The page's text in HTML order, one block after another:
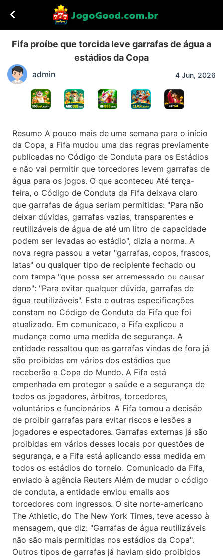
Fifa proíbe que torcida leve garrafas de água a
estádios da Copa
admin 4 Jun, 2026
Resumo A pouco mais de uma semana para o início
da Copa, a Fifa mudou uma das regras previamente
publicadas no Código de Conduta para os Estádios
e não vai permitir que torcedores levem garrafas de
água para os jogos. O que aconteceu Até terça-
feira, o Código de Conduta da Fifa deixava claro
que garrafas de água seriam permitidas: "Para não
deixar dúvidas, garrafas vazias, transparentes e
reutilizáveis de água de até um litro de capacidade
podem ser levadas ao estádio", dizia a norma. A
nova regra passou a vetar "garrafas, copos, frascos,
latas" ou qualquer tipo de recipiente fechado ou
com tampa "que possa ser arremessado ou causar
dano": "Para evitar qualquer dúvida, garrafas de
água reutilizáveis". Esta e outras especificações
constam no Código de Conduta da Fifa que foi
atualizado. Em comunicado, a Fifa explicou a
mudança como uma medida de segurança. A
entidade ressaltou que as garrafas vindas de fora já
são proibidas em vários dos estádios que
receberão a Copa do Mundo. A Fifa está
empenhada em proteger a saúde e a segurança de
todos os jogadores, árbitros, torcedores,
voluntários e funcionários. A Fifa tomou a decisão
de proibir garrafas para evitar riscos e lesões a
jogadores e espectadores. Garrafas externas já são
proibidas em vários desses locais por questões de
segurança, e a Fifa está aplicando essa medida em
todos os estádios do torneio. Comunicado da Fifa,
enviado à agência Reuters Além de mudar o código
de conduta, a entidade enviou emails aos
torcedores com ingressos. O site norte-americano
The Athletic, do The New York Times, teve acesso à
mensagem, que diz: "Garrafas de água reutilizáveis
não são mais permitidas nos estádios da Copa".
Outros tipos de garrafas já haviam sido proibidos